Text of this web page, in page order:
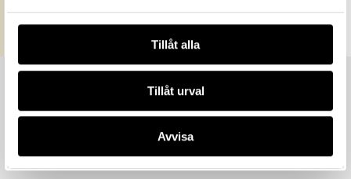
Tillåt alla
Tillåt urval
Avvisa